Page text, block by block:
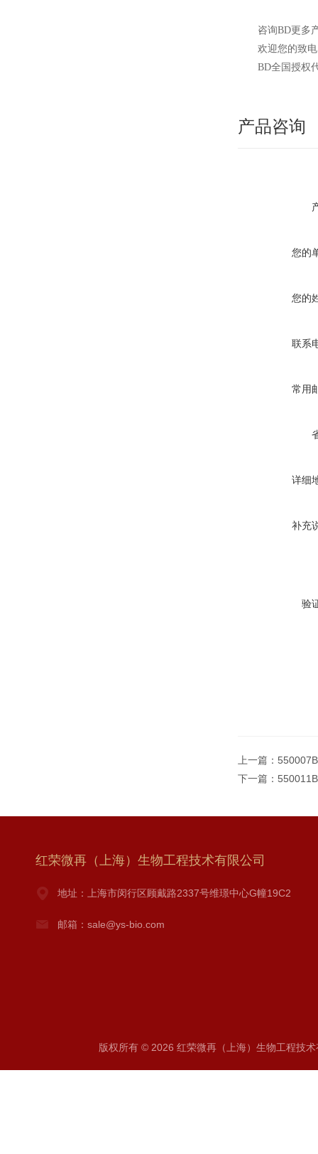
咨询BD更多
欢迎您的
BD全国授权
产品咨询
您的
您的
联系
常用
详细
补充
验
上一篇：
下一篇：
红荣微再（上海）生物工程技术有限公司
地址：上海市闵行区顾戴路2337号维璟中心G幢19C2
邮箱：sale@ys-bio.com
版权所有 © 2026 红荣微再（上海）生物工程技